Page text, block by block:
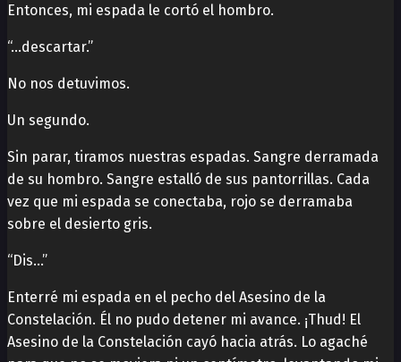
Entonces, mi espada le cortó el hombro.
“…descartar.”
No nos detuvimos.
Un segundo.
Sin parar, tiramos nuestras espadas. Sangre derramada
de su hombro. Sangre estalló de sus pantorrillas. Cada
vez que mi espada se conectaba, rojo se derramaba
sobre el desierto gris.
“Dis…”
Enterré mi espada en el pecho del Asesino de la
Constelación. Él no pudo detener mi avance. ¡Thud! El
Asesino de la Constelación cayó hacia atrás. Lo agaché